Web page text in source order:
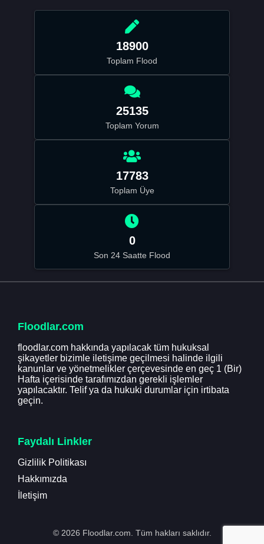
18900
Toplam Flood
25135
Toplam Yorum
17783
Toplam Üye
0
Son 24 Saatte Flood
Floodlar.com
floodlar.com hakkında yapılacak tüm hukuksal
şikayetler bizimle iletişime geçilmesi halinde ilgili
kanunlar ve yönetmelikler çerçevesinde en geç 1 (Bir)
Hafta içerisinde tarafımızdan gerekli işlemler
yapılacaktır. Telif ya da hukuki durumlar için irtibata
geçin.
Faydalı Linkler
Gizlilik Politikası
Hakkımızda
İletişim
© 2026 Floodlar.com. Tüm hakları saklıdır.